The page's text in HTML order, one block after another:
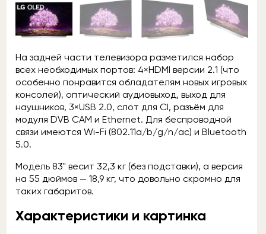
На задней части телевизора разметился набор
всех необходимых портов: 4×HDMI версии 2.1 (что
особенно понравится обладателям новых игровых
консолей), оптический аудиовыход, выход для
наушников, 3×USB 2.0, слот для CI, разъём для
модуля DVB CAM и Ethernet. Для беспроводной
связи имеются Wi-Fi (802.11a/b/g/n/ac) и Bluetooth
5.0.
Модель 83" весит 32,3 кг (без подставки), а версия
на 55 дюймов — 18,9 кг, что довольно скромно для
таких габаритов.
Характеристики и картинка